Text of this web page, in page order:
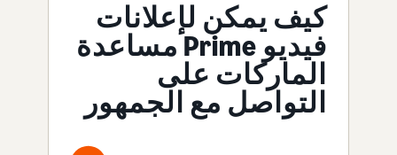
كيف يمكن لإعلانات
فيديو Prime مساعدة
الماركات على
التواصل مع الجمهور